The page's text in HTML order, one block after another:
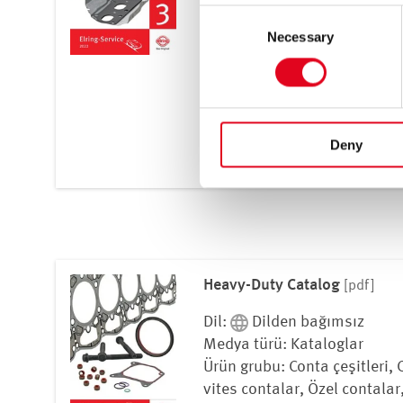
You thereby also consent to
GDPR. These third
be a risk that data may be
enforced.
Necessary
Deny
Radyal mil keçeleri, Silindir
kafası vidaları, Sızdırmazlık
macunları, Sızdırmazlık
parçalar, Supap kapakları,
Heavy-Duty Catalog [pdf]
Dil:
Dilden bağımsız
Medya türü: Kataloglar
Ürün grubu: Conta çeşitleri,
vites contalar, Özel